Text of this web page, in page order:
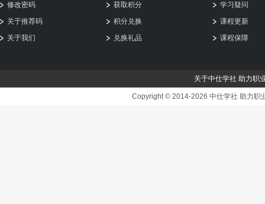
修改密码
关于推荐码
关于我们
获取积分
积分兑换
兑换礼品
学习疑问
课程更新
课程保障
关于中仕学社 助力职
Copyright © 2014-2026 中仕学社 助力职